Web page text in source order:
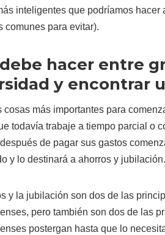
inteligentes que podríamos hacer
comunes para evitar).
hacer entre
y encontrar
cosas más importantes para
todavía trabaje a tiempo parcial o
de pagar sus gastos
y lo destinará a ahorros y
y la jubilación son dos de las
pero también son dos de las
postergan hasta que lo